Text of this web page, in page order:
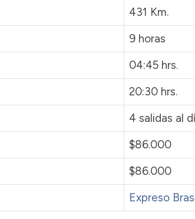
431 Km.
9 horas
04:45 hrs.
20:30 hrs.
4 salidas al
$86.000
$86.000
Expreso